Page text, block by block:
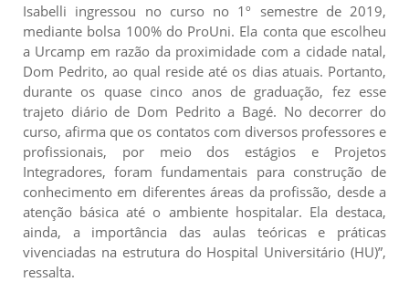
Isabelli ingressou no curso no 1º semestre de 2019,
mediante bolsa 100% do ProUni. Ela conta que escolheu
a Urcamp em razão da proximidade com a cidade natal,
Dom Pedrito, ao qual reside até os dias atuais. Portanto,
durante os quase cinco anos de graduação, fez esse
trajeto diário de Dom Pedrito a Bagé. No decorrer do
curso, afirma que os contatos com diversos professores e
profissionais, por meio dos estágios e Projetos
Integradores, foram fundamentais para construção de
conhecimento em diferentes áreas da profissão, desde a
atenção básica até o ambiente hospitalar. Ela destaca,
ainda, a importância das aulas teóricas e práticas
vivenciadas na estrutura do Hospital Universitário (HU)”,
ressalta.